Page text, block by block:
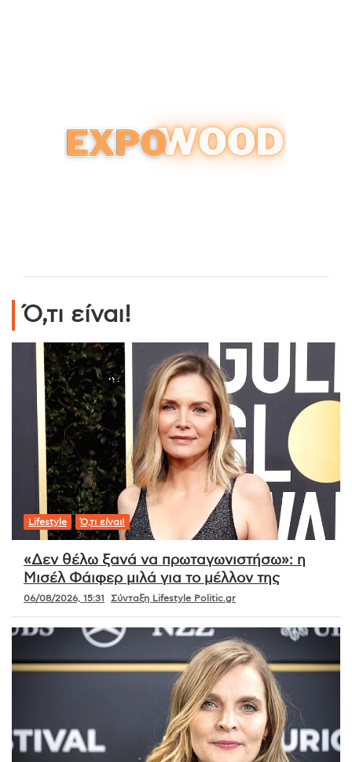
Ό,τι είναι!
Lifestyle Ό,τι είναι!
«Δεν θέλω ξανά να πρωταγωνιστήσω»: η
Μισέλ Φάιφερ μιλά για το μέλλον της
06/08/2026, 15:31 Σύνταξη Lifestyle Politic.gr